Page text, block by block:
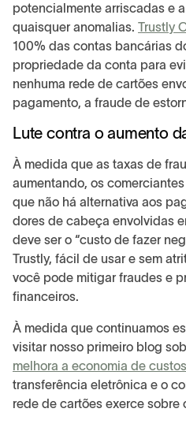
potencialmente arriscadas e
quaisquer anomalias. Trustly
100% das contas bancárias
propriedade da conta para
nenhuma rede de cartões
pagamento, a fraude de
Lute contra o aumento
À medida que as taxas de
aumentando, os
que não há alternativa aos
dores de cabeça envolvidas
deve ser o “custo de fazer
Trustly, fácil de usar e sem
você pode mitigar fraudes e
financeiros.
À medida que continuamos
visitar nosso primeiro blog
melhora a economia de custos
transferência eletrônica e o
rede de cartões exerce sobre